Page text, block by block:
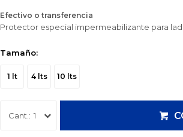
Efectivo o transferencia
Protector especial impermeabilizante para
Tamaño:
1 lt 4 lts 10 lts
1